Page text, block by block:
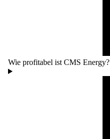
Wie profitabel ist CMS Energy?